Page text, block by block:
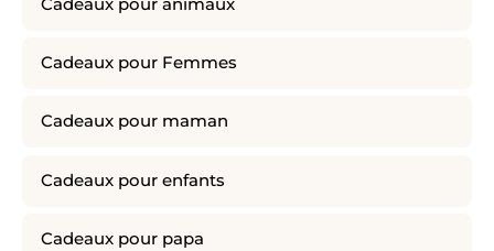
Cadeaux pour Femmes
Cadeaux pour maman
Cadeaux pour enfants
Cadeaux pour papa